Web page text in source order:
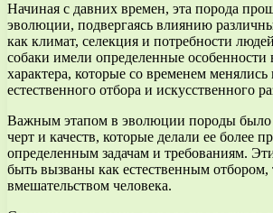
Начиная с давних времен, эта порода
эволюции, подвергаясь влиянию
как климат, селекция и потребности
собаки имели определенные особенности
характера, которые со временем
естественного отбора и искусственного
Важным этапом в эволюции породы было
черт и качеств, которые делали ее более
определенным задачам и требованиям.
быть вызваны как естественным
вмешательством человека.